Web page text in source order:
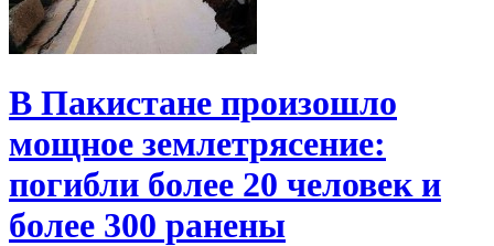
В Пакистане произошло
мощное землетрясение:
погибли более 20 человек и
более 300 ранены